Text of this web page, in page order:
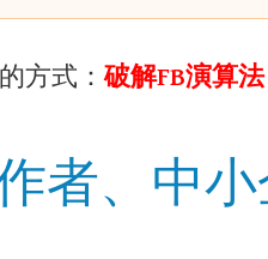
方式：破解FB演算
者、中